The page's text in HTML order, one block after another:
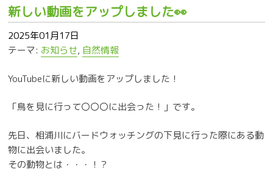
新しい動画をアップしました👀
2025年01月17日
テーマ: お知らせ, 自然情報
YouTubeに新しい動画をアップしました！
「鳥を見に行って〇〇〇に出会った！ 」です。
先日、相浦川にバードウォッチングの下見に行った際にある動
物に出会いました。
その動物とは・・・！？